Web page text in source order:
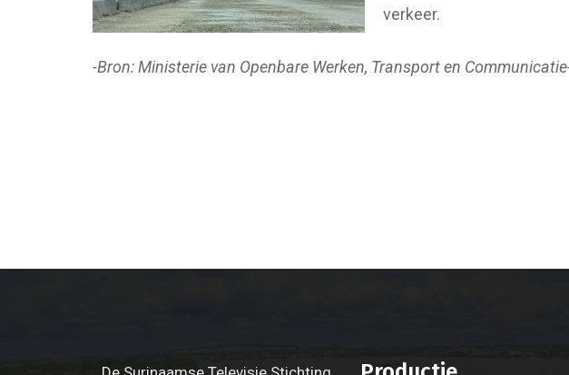
verkeer.
-Bron: Ministerie van Openbare Werken, Transport en